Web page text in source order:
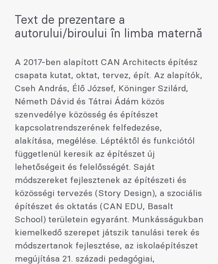
Text de prezentare a
autorului/biroului în limba maternă
A 2017-ben alapított CAN Architects építész
csapata kutat, oktat, tervez, épít. Az alapítók,
Cseh András, Élő József, Köninger Szilárd,
Németh Dávid és Tátrai Ádám közös
szenvedélye közösség és építészet
kapcsolatrendszerének felfedezése,
alakítása, megélése. Léptéktől és funkciótól
függetlenül keresik az építészet új
lehetőségeit és felelősségét. Saját
módszereket fejlesztenek az építészeti és
közösségi tervezés (Story Design), a szociális
építészet és oktatás (CAN EDU, Basalt
School) területein egyaránt. Munkásságukban
kiemelkedő szerepet játszik tanulási terek és
módszertanok fejlesztése, az iskolaépítészet
megújítása 21. századi pedagógiai,